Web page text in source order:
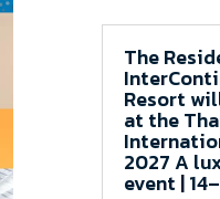
The
Resort
at the
2027 A
event |